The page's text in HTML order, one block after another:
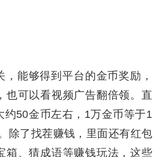
，能够得到平台的金币奖励，
也可以看视频广告翻倍领。直
约50金币左右，1万金币等于1
除了找茬赚钱，里面还有红包
箱、猜成语等赚钱玩法，这些